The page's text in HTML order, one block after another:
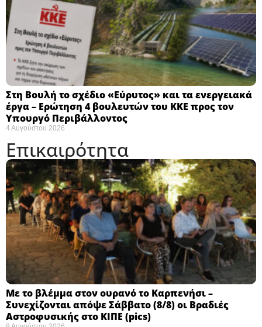
Στη Βουλή το σχέδιο «Εύρυτος» και τα ενεργειακά
έργα – Ερώτηση 4 βουλευτών του ΚΚΕ προς τον
Υπουργό Περιβάλλοντος
4 Αυγούστου 2026
Επικαιρότητα
Με το βλέμμα στον ουρανό το Καρπενήσι –
Συνεχίζονται απόψε Σάββατο (8/8) οι Βραδιές
Αστροφυσικής στο ΚΙΠΕ (pics)